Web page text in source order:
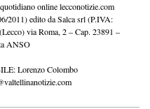
online lecconotizie.com
2011) edito da Salca srl (P.IVA:
via Roma, 2 – Cap. 23891 –
ANSO
Lorenzo Colombo